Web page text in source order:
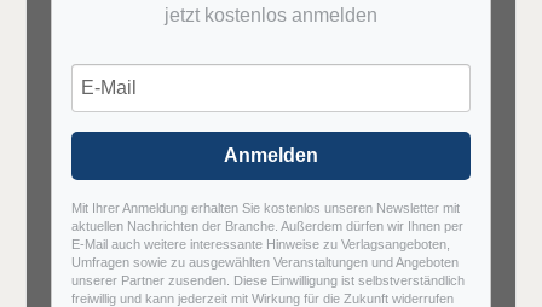
jetzt kostenlos anmelden
Anmelden
Mit Ihrer Anmeldung erhalten Sie kostenlos unseren Newsletter mit
aktuellen Nachrichten der Branche. Außerdem dürfen wir Ihnen per
E-Mail auch weitere interessante Hinweise zu Verlagsangeboten,
Umfragen sowie zu ausgewählten Veranstaltungen und Angeboten
unserer Partner zusenden. Diese Einwilligung ist selbstverständlich
freiwillig und kann jederzeit mit Wirkung für die Zukunft widerrufen